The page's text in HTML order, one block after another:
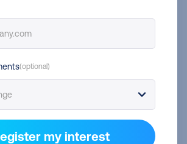
Delivery Compass
(optional)
my interest